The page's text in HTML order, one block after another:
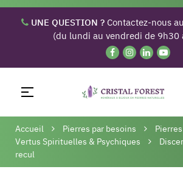
UNE QUESTION ? Contactez-nous au
(du lundi au vendredi de 9h30
Basculer
navigation
☰
Accueil Pierres par besoins
Vertus Spirituelles & Psychiques
recul